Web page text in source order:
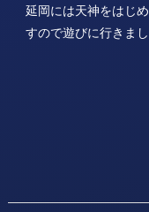
延岡には天神をはじ
すので遊びに行きまし